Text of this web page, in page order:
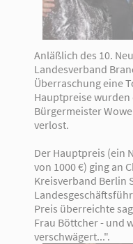
Anläßlich des 10.
Landesverband
Überraschung eine
Hauptpreise
Bürgermeister
verlost.
Der Hauptpreis (ein
von 1000 €) ging an
Kreisverband Berlin
Preis überreichte
Frau Böttcher - und
verschwägert...".